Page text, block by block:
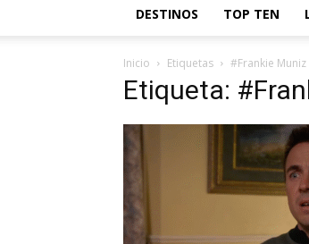
DESTINOS TOP TEN
Inicio Etiquetas #Frankie Muniz
Etiqueta: